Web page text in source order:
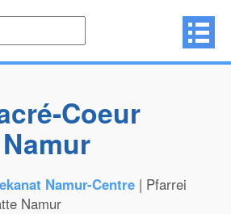
Coeur
Namur-Centre | Pfarrei
Namur